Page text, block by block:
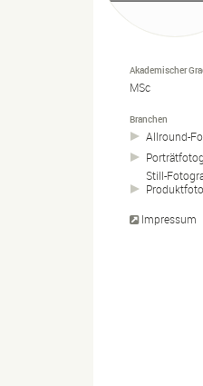
Akademischer
MSc
Branchen
Allround-
Still-
Impressum